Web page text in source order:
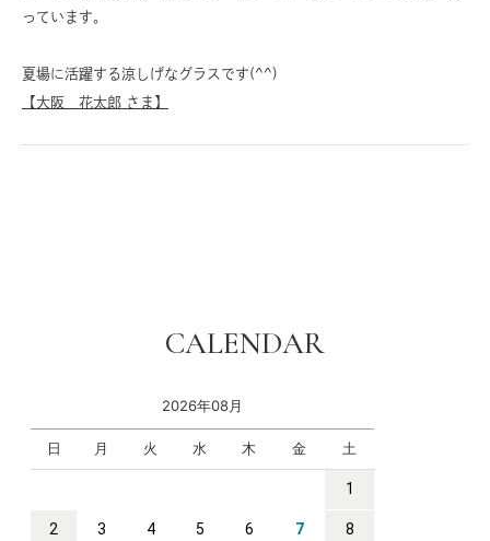
っています。
夏場に活躍する涼しげなグラスです(^^)
【大阪 花太郎 さま】
CALENDAR